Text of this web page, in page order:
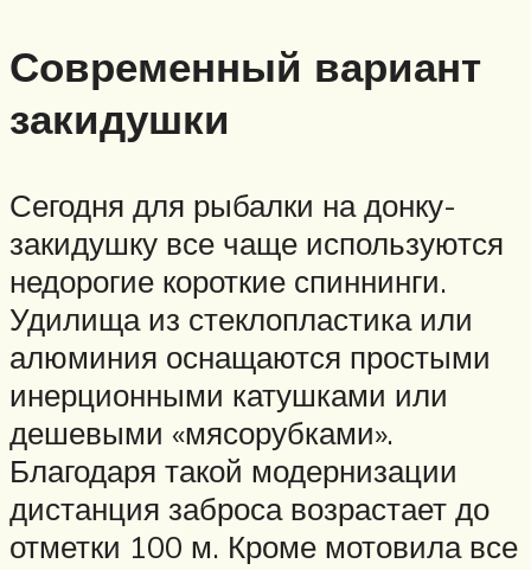
Современный вариант
закидушки
Сегодня для рыбалки на донку-
закидушку все чаще используются
недорогие короткие спиннинги.
Удилища из стеклопластика или
алюминия оснащаются простыми
инерционными катушками или
дешевыми «мясорубками».
Благодаря такой модернизации
дистанция заброса возрастает до
отметки 100 м. Кроме мотовила все